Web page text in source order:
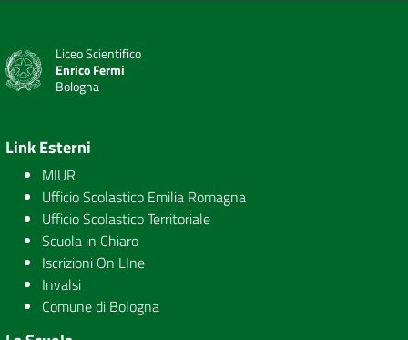
Liceo Scientifico
Enrico Fermi
Bologna
Link Esterni
MIUR
Ufficio Scolastico Emilia Romagna
Ufficio Scolastico Territoriale
Scuola in Chiaro
Iscrizioni On LIne
Invalsi
Comune di Bologna